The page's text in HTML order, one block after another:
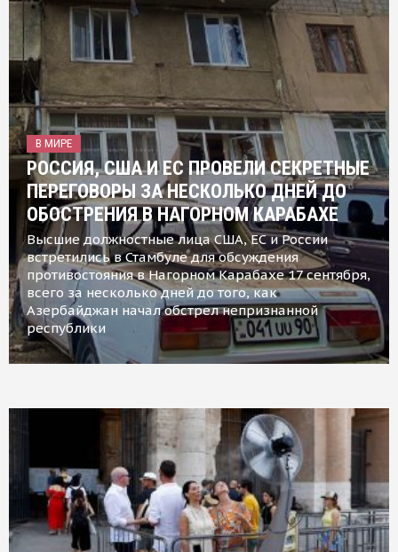
В МИРЕ
РОССИЯ, США И ЕС ПРОВЕЛИ СЕКРЕТНЫЕ
ПЕРЕГОВОРЫ ЗА НЕСКОЛЬКО ДНЕЙ ДО
ОБОСТРЕНИЯ В НАГОРНОМ КАРАБАХЕ
Высшие должностные лица США, ЕС и России
встретились в Стамбуле для обсуждения
противостояния в Нагорном Карабахе 17 сентября,
всего за несколько дней до того, как
Азербайджан начал обстрел непризнанной
республики